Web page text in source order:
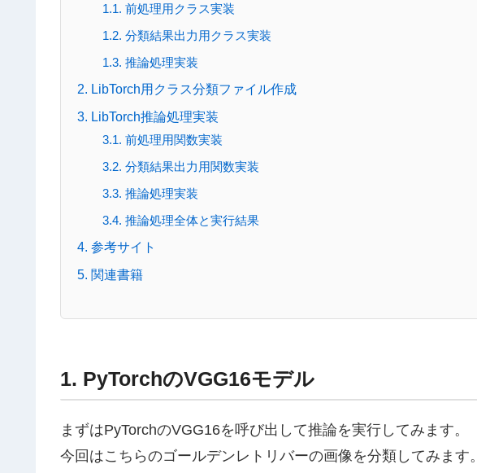
1.1. 前処理用クラス実装
1.2. 分類結果出力用クラス実装
1.3. 推論処理実装
2. LibTorch用クラス分類ファイル作成
3. LibTorch推論処理実装
3.1. 前処理用関数実装
3.2. 分類結果出力用関数実装
3.3. 推論処理実装
3.4. 推論処理全体と実行結果
4. 参考サイト
5. 関連書籍
1. PyTorchのVGG16モデル
まずはPyTorchのVGG16を呼び出して推論を実行してみます。
今回はこちらのゴールデンレトリバーの画像を分類してみます。